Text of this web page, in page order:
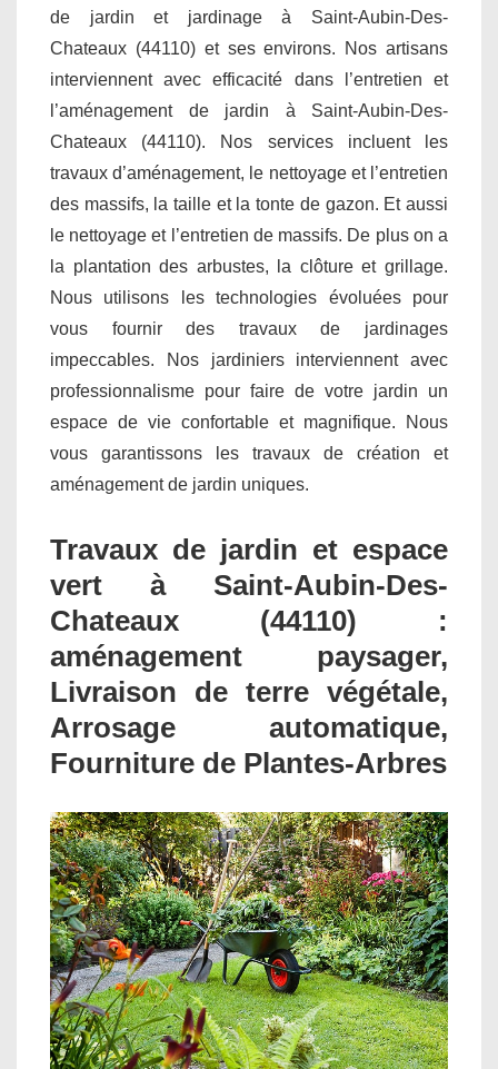
de jardin et jardinage à Saint-Aubin-Des-
Chateaux (44110) et ses environs. Nos artisans
interviennent avec efficacité dans l’entretien et
l’aménagement de jardin à Saint-Aubin-Des-
Chateaux (44110). Nos services incluent les
travaux d’aménagement, le nettoyage et l’entretien
des massifs, la taille et la tonte de gazon. Et aussi
le nettoyage et l’entretien de massifs. De plus on a
la plantation des arbustes, la clôture et grillage.
Nous utilisons les technologies évoluées pour
vous fournir des travaux de jardinages
impeccables. Nos jardiniers interviennent avec
professionnalisme pour faire de votre jardin un
espace de vie confortable et magnifique. Nous
vous garantissons les travaux de création et
aménagement de jardin uniques.
Travaux de jardin et espace
vert à Saint-Aubin-Des-
Chateaux (44110) :
aménagement paysager,
Livraison de terre végétale,
Arrosage automatique,
Fourniture de Plantes-Arbres